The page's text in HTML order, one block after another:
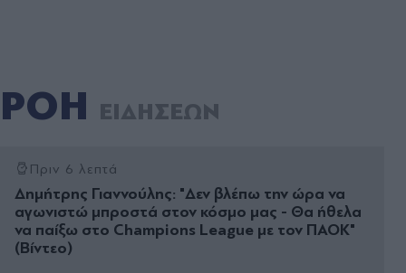
ΡΟΗ ΕΙΔΗΣΕΩΝ
Πριν 6 λεπτά
Δημήτρης Γιαννούλης: "Δεν βλέπω την ώρα να
αγωνιστώ μπροστά στον κόσμο μας - Θα ήθελα
να παίξω στο Champions League με τον ΠΑΟΚ"
(Βίντεο)